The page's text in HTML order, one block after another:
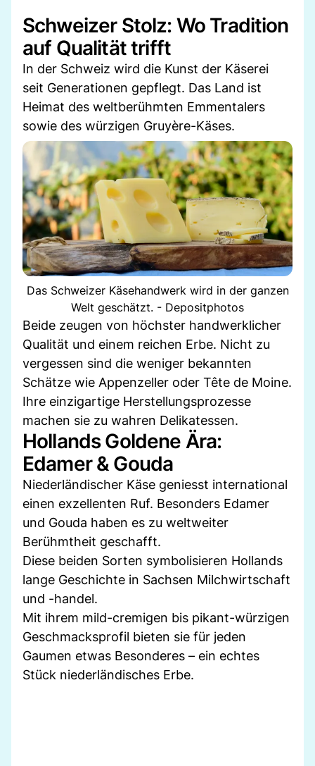
Schweizer Stolz: Wo Tradition
auf Qualität trifft
In der Schweiz wird die Kunst der Käserei
seit Generationen gepflegt. Das Land ist
Heimat des weltberühmten Emmentalers
sowie des würzigen Gruyère-Käses.
Das Schweizer Käsehandwerk wird in der ganzen
Welt geschätzt. - Depositphotos
Beide zeugen von höchster handwerklicher
Qualität und einem reichen Erbe. Nicht zu
vergessen sind die weniger bekannten
Schätze wie Appenzeller oder Tête de Moine.
Ihre einzigartige Herstellungsprozesse
machen sie zu wahren Delikatessen.
Hollands Goldene Ära:
Edamer & Gouda
Niederländischer Käse geniesst international
einen exzellenten Ruf. Besonders Edamer
und Gouda haben es zu weltweiter
Berühmtheit geschafft.
Diese beiden Sorten symbolisieren Hollands
lange Geschichte in Sachsen Milchwirtschaft
und -handel.
Mit ihrem mild-cremigen bis pikant-würzigen
Geschmacksprofil bieten sie für jeden
Gaumen etwas Besonderes – ein echtes
Stück niederländisches Erbe.